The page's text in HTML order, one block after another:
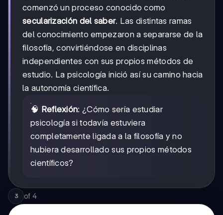
comenzó un proceso conocido como
secularización del saber. Las distintas ramas
del conocimiento empezaron a separarse de la
filosofía, convirtiéndose en disciplinas
independientes con sus propios métodos de
estudio. La psicología inició así su camino hacia
la autonomía científica.
🧠 Reflexión: ¿Cómo sería estudiar
psicología si todavía estuviera
completamente ligada a la filosofía y no
hubiera desarrollado sus propios métodos
científicos?
3 of 4